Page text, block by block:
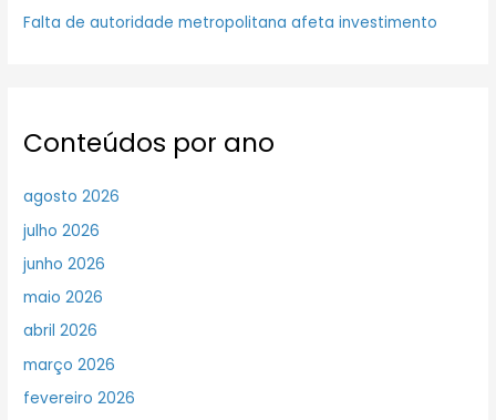
Falta de autoridade metropolitana afeta investimento
Conteúdos por ano
agosto 2026
julho 2026
junho 2026
maio 2026
abril 2026
março 2026
fevereiro 2026